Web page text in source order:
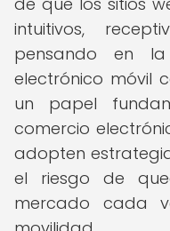
intuitivos,
pensando en la
electrónico móvil
un papel
comercio
adopten
el riesgo de
mercado cada